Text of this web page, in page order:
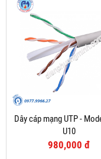
Dây cáp mạng UTP -
U10
980,000 đ